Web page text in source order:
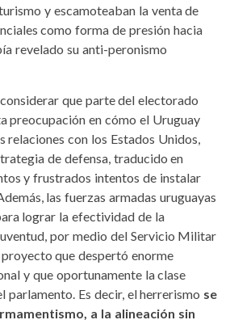
y escamoteaban la venta de
como forma de presión hacia
revelado su anti-peronismo
que parte del electorado
preocupación en cómo el Uruguay
relaciones con los Estados Unidos,
de defensa, traducido en
y frustrados intentos de instalar
las fuerzas armadas uruguayas
lograr la efectividad de la
por medio del Servicio Militar
que despertó enorme
y que oportunamente la clase
parlamento. Es decir, el herrerismo se
a la alineación sin